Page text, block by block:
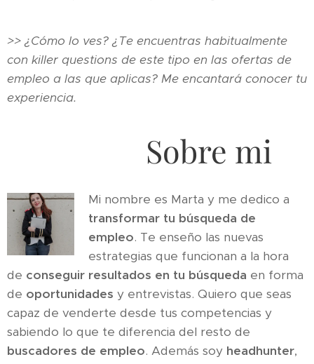
>> ¿Cómo lo ves? ¿Te encuentras habitualmente
con killer questions de este tipo en las ofertas de
empleo a las que aplicas? Me encantará conocer tu
experiencia.
Sobre mi
Mi nombre es Marta y me dedico a
transformar tu búsqueda de
empleo. Te enseño las nuevas
estrategias que funcionan a la hora
de conseguir resultados en tu búsqueda en forma
de oportunidades y entrevistas. Quiero que seas
capaz de venderte desde tus competencias y
sabiendo lo que te diferencia del resto de
buscadores de empleo. Además soy headhunter,